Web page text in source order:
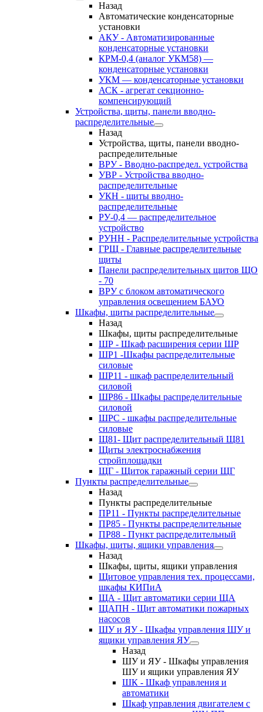
Назад
Автоматические конденсаторные
установки
АКУ - Автоматизированные
конденсаторные установки
КРМ-0,4 (аналог УКМ58) —
конденсаторные установки
УКМ — конденсаторные установки
АСК - агрегат секционно-
компенсирующий
Устройства, щиты, панели вводно-
распределительные
Назад
Устройства, щиты, панели вводно-
распределительные
ВРУ - Вводно-распредел. устройства
УВР - Устройства вводно-
распределительные
УКН - щиты вводно-
распределительные
РУ-0,4 — распределительное
устройство
РУНН - Распределительные устройства
ГРЩ - Главные распределительные
щиты
Панели распределительных щитов ЩО
- 70
ВРУ с блоком автоматического
управления освещением БАУО
Шкафы, щиты распределительные
Назад
Шкафы, щиты распределительные
ШР - Шкаф расширения серии ШР
ШР1 -Шкафы распределительные
силовые
ШР11 - шкаф распределительный
силовой
ШР86 - Шкафы распределительные
силовой
ШРС - шкафы распределительные
силовые
Щ81- Щит распределительный Щ81
Щиты электроснабжения
стройплощадки
ЩГ - Щиток гаражный серии ЩГ
Пункты распределительные
Назад
Пункты распределительные
ПР11 - Пункты распределительные
ПР85 - Пункты распределительные
ПР88 - Пункт распределительный
Шкафы, щиты, ящики управления
Назад
Шкафы, щиты, ящики управления
Щитовое управления тех. процессами,
шкафы КИПиА
ЩА - Щит автоматики серии ЩА
ЩАПН - Щит автоматики пожарных
насосов
ШУ и ЯУ - Шкафы управления ШУ и
ящики управления ЯУ
Назад
ШУ и ЯУ - Шкафы управления
ШУ и ящики управления ЯУ
ШК - Шкаф управления и
автоматики
Шкаф управления двигателем с